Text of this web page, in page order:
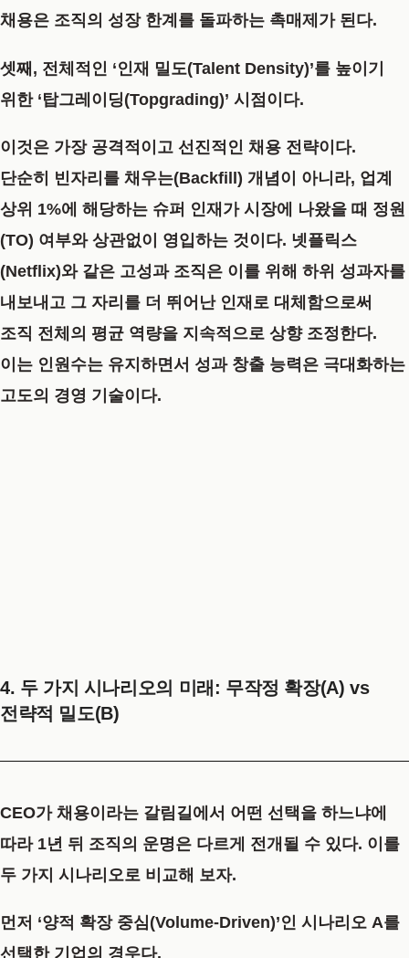
채용은 조직의 성장 한계를 돌파하는 촉매제가 된다.
셋째, 전체적인 ‘인재 밀도(Talent Density)’를 높이기
위한 ‘탑그레이딩(Topgrading)’ 시점이다.
이것은 가장 공격적이고 선진적인 채용 전략이다.
단순히 빈자리를 채우는(Backfill) 개념이 아니라, 업계
상위 1%에 해당하는 슈퍼 인재가 시장에 나왔을 때 정원
(TO) 여부와 상관없이 영입하는 것이다. 넷플릭스
(Netflix)와 같은 고성과 조직은 이를 위해 하위 성과자를
내보내고 그 자리를 더 뛰어난 인재로 대체함으로써
조직 전체의 평균 역량을 지속적으로 상향 조정한다.
이는 인원수는 유지하면서 성과 창출 능력은 극대화하는
고도의 경영 기술이다.
4. 두 가지 시나리오의 미래: 무작정 확장(A) vs
전략적 밀도(B)
CEO가 채용이라는 갈림길에서 어떤 선택을 하느냐에
따라 1년 뒤 조직의 운명은 다르게 전개될 수 있다. 이를
두 가지 시나리오로 비교해 보자.
먼저 ‘양적 확장 중심(Volume-Driven)’인 시나리오 A를
선택한 기업의 경우다.